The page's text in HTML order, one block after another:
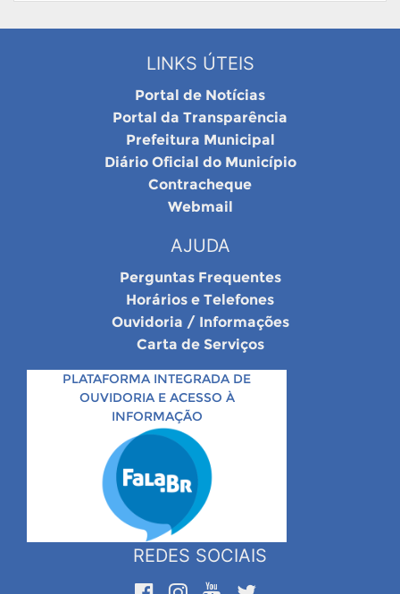
LINKS ÚTEIS
Portal de Notícias
Portal da Transparência
Prefeitura Municipal
Diário Oficial do Município
Contracheque
Webmail
AJUDA
Perguntas Frequentes
Horários e Telefones
Ouvidoria / Informações
Carta de Serviços
PLATAFORMA INTEGRADA DE
OUVIDORIA E ACESSO À
INFORMAÇÃO
REDES SOCIAIS